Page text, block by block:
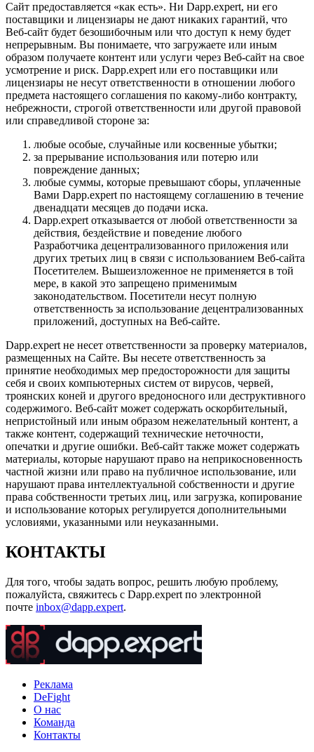
Сайт предоставляется «как есть». Ни Dapp.expert, ни его
поставщики и лицензиары не дают никаких гарантий, что
Веб-сайт будет безошибочным или что доступ к нему будет
непрерывным. Вы понимаете, что загружаете или иным
образом получаете контент или услуги через Веб-сайт на свое
усмотрение и риск. Dapp.expert или его поставщики или
лицензиары не несут ответственности в отношении любого
предмета настоящего соглашения по какому-либо контракту,
небрежности, строгой ответственности или другой правовой
или справедливой стороне за:
любые особые, случайные или косвенные убытки;
за прерывание использования или потерю или
повреждение данных;
любые суммы, которые превышают сборы, уплаченные
Вами Dapp.expert по настоящему соглашению в течение
двенадцати месяцев до подачи иска.
Dapp.expert отказывается от любой ответственности за
действия, бездействие и поведение любого
Разработчика децентрализованного приложения или
других третьих лиц в связи с использованием Веб-сайта
Посетителем. Вышеизложенное не применяется в той
мере, в какой это запрещено применимым
законодательством. Посетители несут полную
ответственность за использование децентрализованных
приложений, доступных на Веб-сайте.
Dapp.expert не несет ответственности за проверку материалов,
размещенных на Сайте. Вы несете ответственность за
принятие необходимых мер предосторожности для защиты
себя и своих компьютерных систем от вирусов, червей,
троянских коней и другого вредоносного или деструктивного
содержимого. Веб-сайт может содержать оскорбительный,
непристойный или иным образом нежелательный контент, а
также контент, содержащий технические неточности,
опечатки и другие ошибки. Веб-сайт также может содержать
материалы, которые нарушают право на неприкосновенность
частной жизни или право на публичное использование, или
нарушают права интеллектуальной собственности и другие
права собственности третьих лиц, или загрузка, копирование
и использование которых регулируется дополнительными
условиями, указанными или неуказанными.
КОНТАКТЫ
Для того, чтобы задать вопрос, решить любую проблему,
пожалуйста, свяжитесь с Dapp.expert по электронной
почте inbox@dapp.expert.
Реклама
DeFight
О нас
Команда
Контакты